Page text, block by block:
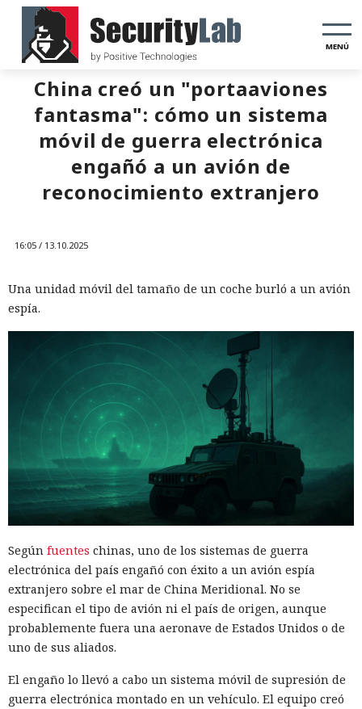
MENÚ
China creó un "portaaviones
fantasma": cómo un sistema
móvil de guerra electrónica
engañó a un avión de
reconocimiento extranjero
16:05 / 13.10.2025
Una unidad móvil del tamaño de un coche burló a un avión
espía.
Según fuentes chinas, uno de los sistemas de guerra
electrónica del país engañó con éxito a un avión espía
extranjero sobre el mar de China Meridional. No se
especifican el tipo de avión ni el país de origen, aunque
probablemente fuera una aeronave de Estados Unidos o de
uno de sus aliados.
El engaño lo llevó a cabo un sistema móvil de supresión de
guerra electrónica montado en un vehículo. El equipo creó